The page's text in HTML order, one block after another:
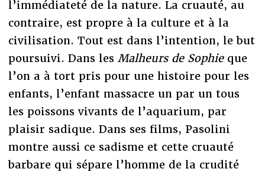
l’immédiateté de la nature. La cruauté, au
contraire, est propre à la culture et à la
civilisation. Tout est dans l’intention, le but
poursuivi. Dans les Malheurs de Sophieque
l’on a à tort pris pour une histoire pour les
enfants, l’enfant massacre un par un tous
les poissons vivants de l’aquarium, par
plaisir sadique. Dans ses films, Pasolini
montre aussi ce sadisme et cette cruauté
barbare qui sépare l’homme de la crudité